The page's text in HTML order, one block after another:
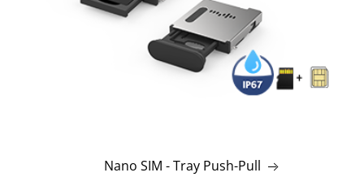
Nano SIM - Tray Push-Pull